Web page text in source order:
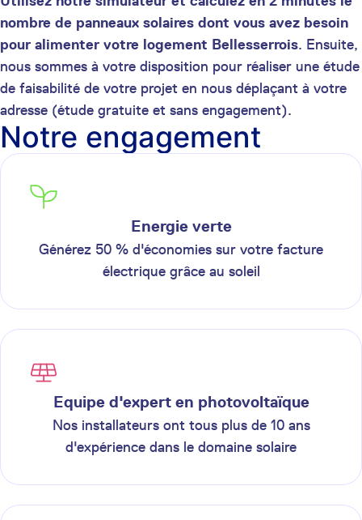
nombre de panneaux solaires dont vous avez besoin
pour alimenter votre logement Bellesserrois. Ensuite,
nous sommes à votre disposition pour réaliser une étude
de faisabilité de votre projet en nous déplaçant à votre
adresse (étude gratuite et sans engagement).
Notre engagement
Energie verte
Générez 50 % d'économies sur votre facture
électrique grâce au soleil
Equipe d'expert en photovoltaïque
Nos installateurs ont tous plus de 10 ans
d'expérience dans le domaine solaire